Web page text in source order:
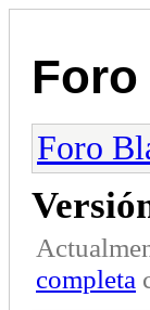
Foro
Foro
completa